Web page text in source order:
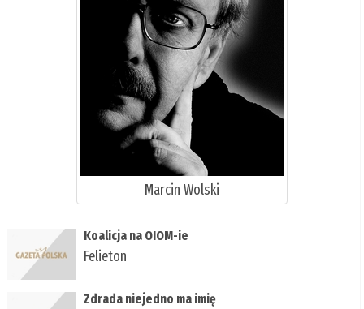
Marcin Wolski
Koalicja na OIOM-ie
Felieton
Zdrada niejedno ma imię